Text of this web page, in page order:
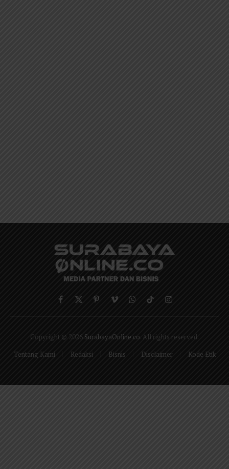
Facebook
X
PinterestVimeoWhatsApp
TikTokInstagram
Copyright © 2026 SurabayaOnline.co . All rights reserved.
Tentang Kami
Redaksi Bisnis Disclaimer Kode Etik